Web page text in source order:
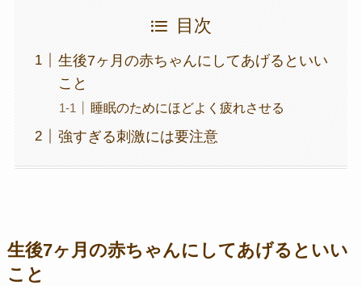
目次
生後7ヶ月の赤ちゃんにしてあげるといい
こと
睡眠のためにほどよく疲れさせる
強すぎる刺激には要注意
生後7ヶ月の赤ちゃんにしてあげるといい
こと